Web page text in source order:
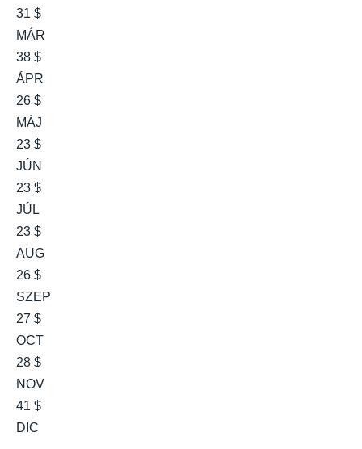
31 $
MÁR
38 $
ÁPR
26 $
MÁJ
23 $
JÚN
23 $
JÚL
23 $
AUG
26 $
SZEP
27 $
OCT
28 $
NOV
41 $
DIC